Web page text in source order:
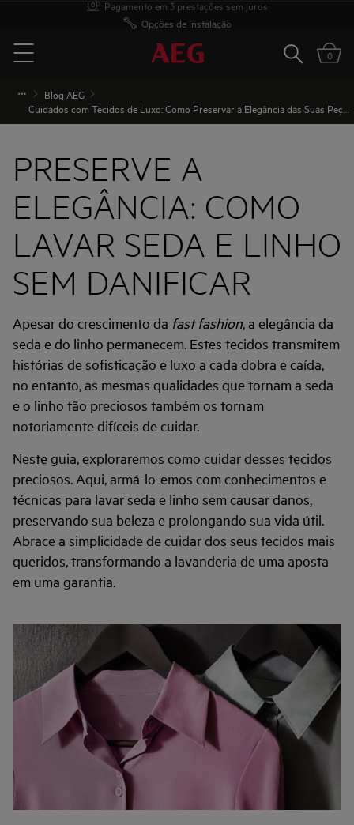
Opções de instalação
Menu
Pesquisar
0
Blog AEG
PRESERVE A
ELEGÂNCIA: COMO
LAVAR SEDA E LINHO
SEM DANIFICAR
Apesar do crescimento da fast fashion, a elegância da
seda e do linho permanecem. Estes tecidos transmitem
histórias de sofisticação e luxo a cada dobra e caída,
no entanto, as mesmas qualidades que tornam a seda
e o linho tão preciosos também os tornam
notoriamente difíceis de cuidar.
Neste guia, exploraremos como cuidar desses tecidos
preciosos. Aqui, armá-lo-emos com conhecimentos e
técnicas para lavar seda e linho sem causar danos,
preservando sua beleza e prolongando sua vida útil.
Abrace a simplicidade de cuidar dos seus tecidos mais
queridos, transformando a lavanderia de uma aposta
em uma garantia.